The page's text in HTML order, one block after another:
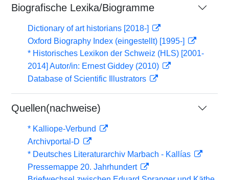
Biografische Lexika/Biogramme
Dictionary of art historians [2018-]
Oxford Biography Index (eingestellt) [1995-]
* Historisches Lexikon der Schweiz (HLS) [2001-
2014] Autor/in: Ernest Giddey (2010)
Database of Scientific Illustrators
Quellen(nachweise)
* Kalliope-Verbund
Archivportal-D
* Deutsches Literaturarchiv Marbach - Kallías
Pressemappe 20. Jahrhundert